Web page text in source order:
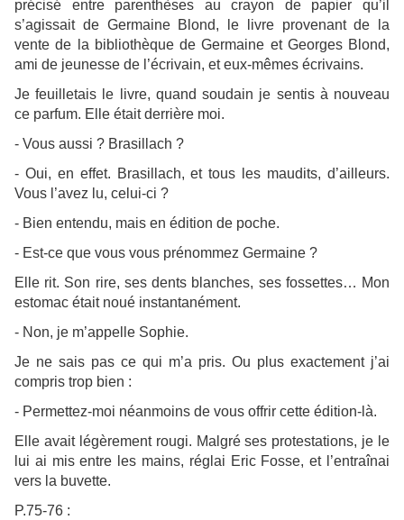
précisé entre parenthèses au crayon de papier qu’il
s’agissait de Germaine Blond, le livre provenant de la
vente de la bibliothèque de Germaine et Georges Blond,
ami de jeunesse de l’écrivain, et eux-mêmes écrivains.
Je feuilletais le livre, quand soudain je sentis à nouveau
ce parfum. Elle était derrière moi.
- Vous aussi ? Brasillach ?
- Oui, en effet. Brasillach, et tous les maudits, d’ailleurs.
Vous l’avez lu, celui-ci ?
- Bien entendu, mais en édition de poche.
- Est-ce que vous vous prénommez Germaine ?
Elle rit. Son rire, ses dents blanches, ses fossettes… Mon
estomac était noué instantanément.
- Non, je m’appelle Sophie.
Je ne sais pas ce qui m’a pris. Ou plus exactement j’ai
compris trop bien :
- Permettez-moi néanmoins de vous offrir cette édition-là.
Elle avait légèrement rougi. Malgré ses protestations, je le
lui ai mis entre les mains, réglai Eric Fosse, et l’entraînai
vers la buvette.
P.75-76 :